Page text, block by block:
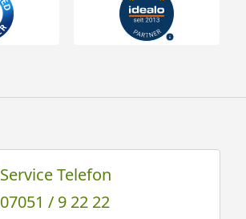
Service Telefon
07051 / 9 22 22